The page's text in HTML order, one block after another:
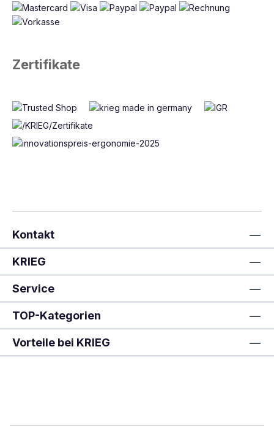
Zertifikate
Kontakt
KRIEG
Service
TOP-Kategorien
Vorteile bei KRIEG